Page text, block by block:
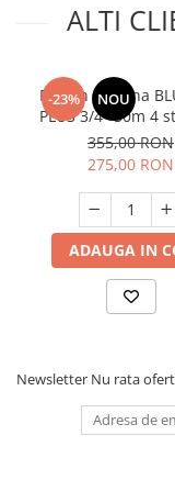
Incubatoare oua
ALTI
-23% NOU
Furtun gradina
PLUS 3/4" 50m 4
clasa 3 rezistenta,
GF-2119
355,00 RON
275,00 RON
ADAUGA IN
Newsletter Nu rata